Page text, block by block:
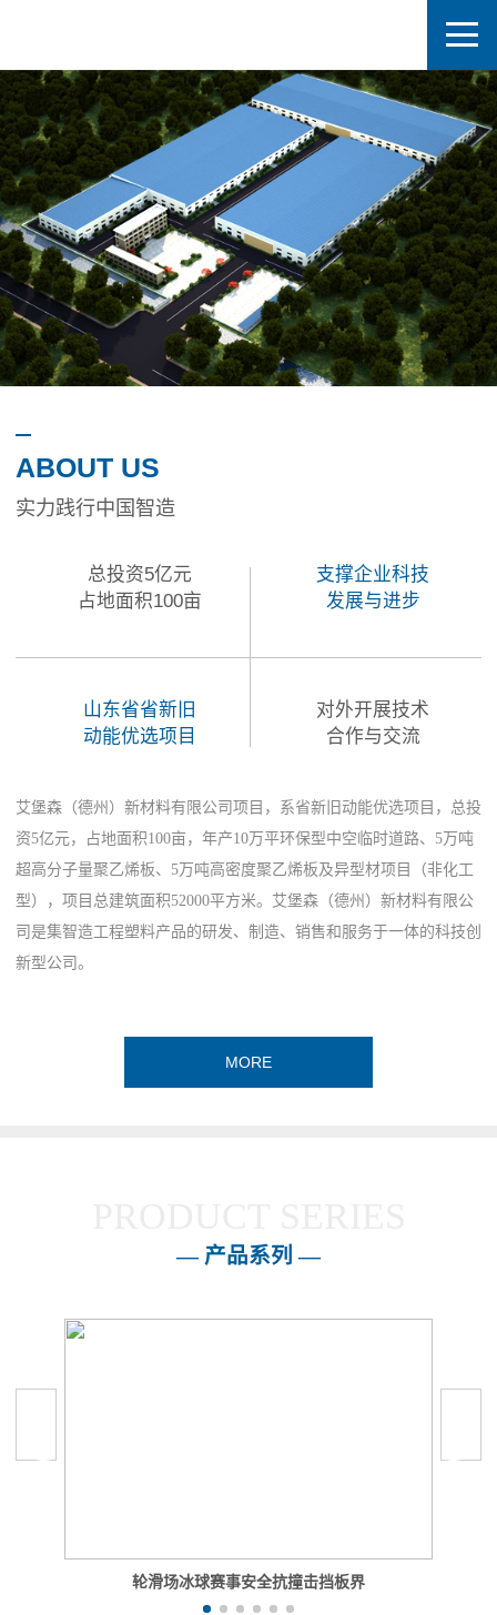
ABOUT US
实力践行中国智造
总投资5亿元
占地面积100亩
支撑企业科技
发展与进步
山东省省新旧
动能优选项目
对外开展技术
合作与交流
艾堡森（德州）新材料有限公司项目，系省新旧动能优选项目，总投
资5亿元，占地面积100亩，年产10万平环保型中空临时道路、5万吨
超高分子量聚乙烯板、5万吨高密度聚乙烯板及异型材项目（非化工
型），项目总建筑面积52000平方米。艾堡森（德州）新材料有限公
司是集智造工程塑料产品的研发、制造、销售和服务于一体的科技创
新型公司。
MORE
— 产品系列 —
轮滑场冰球赛事安全抗撞击挡板界